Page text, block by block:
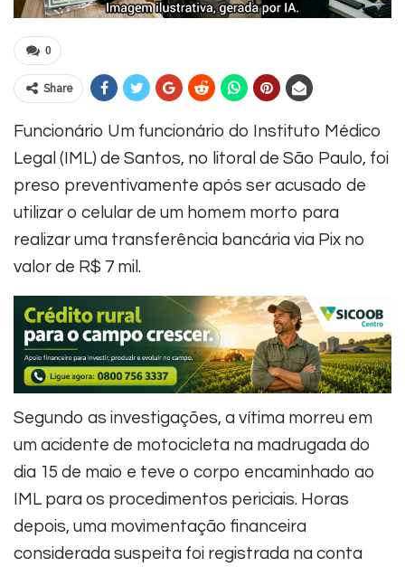
0
Share
Funcionário Um funcionário do Instituto Médico
Legal (IML) de Santos, no litoral de São Paulo, foi
preso preventivamente após ser acusado de
utilizar o celular de um homem morto para
realizar uma transferência bancária via Pix no
valor de R$ 7 mil.
Segundo as investigações, a vítima morreu em
um acidente de motocicleta na madrugada do
dia 15 de maio e teve o corpo encaminhado ao
IML para os procedimentos periciais. Horas
depois, uma movimentação financeira
considerada suspeita foi registrada na conta